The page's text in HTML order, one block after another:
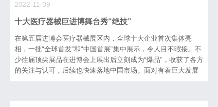
2022-11-09
十大医疗器械巨进博舞台秀“绝技”
在第五届进博会医疗器械展区内，全球十大企业首次集体亮
相，一批“全球首发”和“中国首展”集中展示，令人目不暇接。不
少往届顶尖展品在进博会上展出后立刻成为“爆品”，收获了各方
的关注与认可，后续也快速落地中国市场。面对有着巨大发展